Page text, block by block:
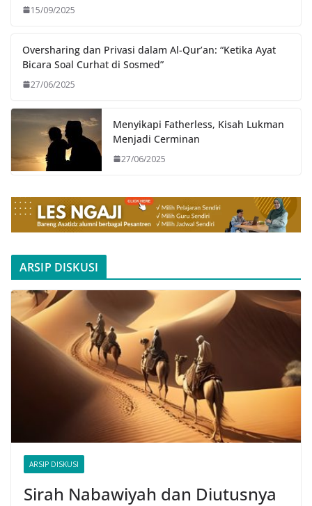
15/09/2025
Oversharing dan Privasi dalam Al-Qur’an: “Ketika Ayat
Bicara Soal Curhat di Sosmed”
27/06/2025
Menyikapi Fatherless, Kisah Lukman
Menjadi Cerminan
27/06/2025
ARSIP DISKUSI
ARSIP DISKUSI
Sirah Nabawiyah dan Diutusnya